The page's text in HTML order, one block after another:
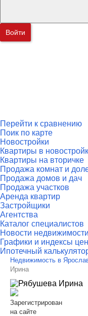
Войти
Перейти к сравнению
Поик по карте
Новостройки
Квартиры в
Квартиры на вторичке
Продажа комнат и
Продажа домов и дач
Продажа участков
Аренда квартир
Застройщики
Агентства
Каталог специалистов
Новости недвижимости
Графики и индексы цен
Ипотечный
Недвижимость в
Ирина
Зарегистрирован
на сайте